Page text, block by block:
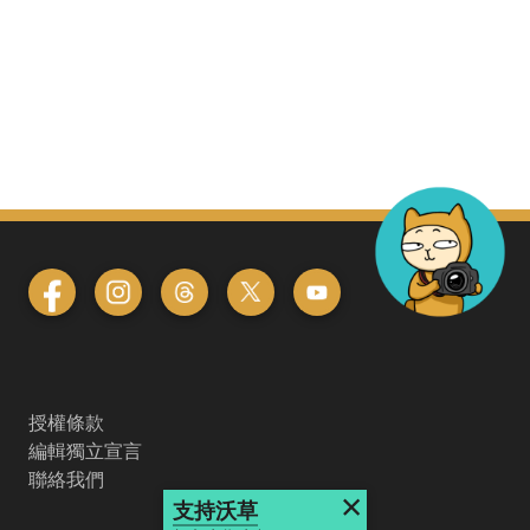
授權條款
編輯獨立宣言
聯絡我們
支持沃草 ×